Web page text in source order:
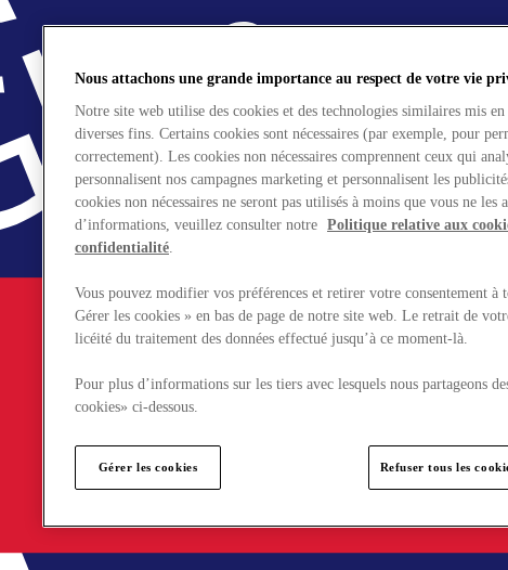
Nous attachons une grande importance au respect de votre vie
Notre site web utilise des cookies et des technologies similaires mis
diverses fins. Certains cookies sont nécessaires (par exemple, pour
correctement). Les cookies non nécessaires comprennent ceux qui
personnalisent nos campagnes marketing et personnalisent les
cookies non nécessaires ne seront pas utilisés à moins que vous ne les
d’informations, veuillez consulter notre Politique relative aux
confidentialité.
Vous pouvez modifier vos préférences et retirer votre consentement à
Gérer les cookies » en bas de page de notre site web. Le retrait de
licéité du traitement des données effectué jusqu’à ce moment-là.
Pour plus d’informations sur les tiers avec lesquels nous partageons
cookies» ci-dessous.
Gérer les cookies Refuser tous les